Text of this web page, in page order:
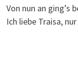
Von nun an ging’s
Ich liebe Traisa,